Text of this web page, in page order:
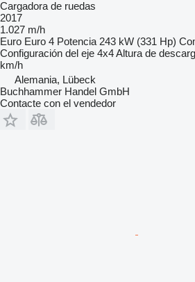
Cargadora de ruedas
2017
1.027 m/h
Euro Euro 4 Potencia 243 kW (331 Hp)
Configuración del eje 4x4Altura de
km/h
Alemania, Lübeck
Buchhammer Handel GmbH
Contacte con el vendedor